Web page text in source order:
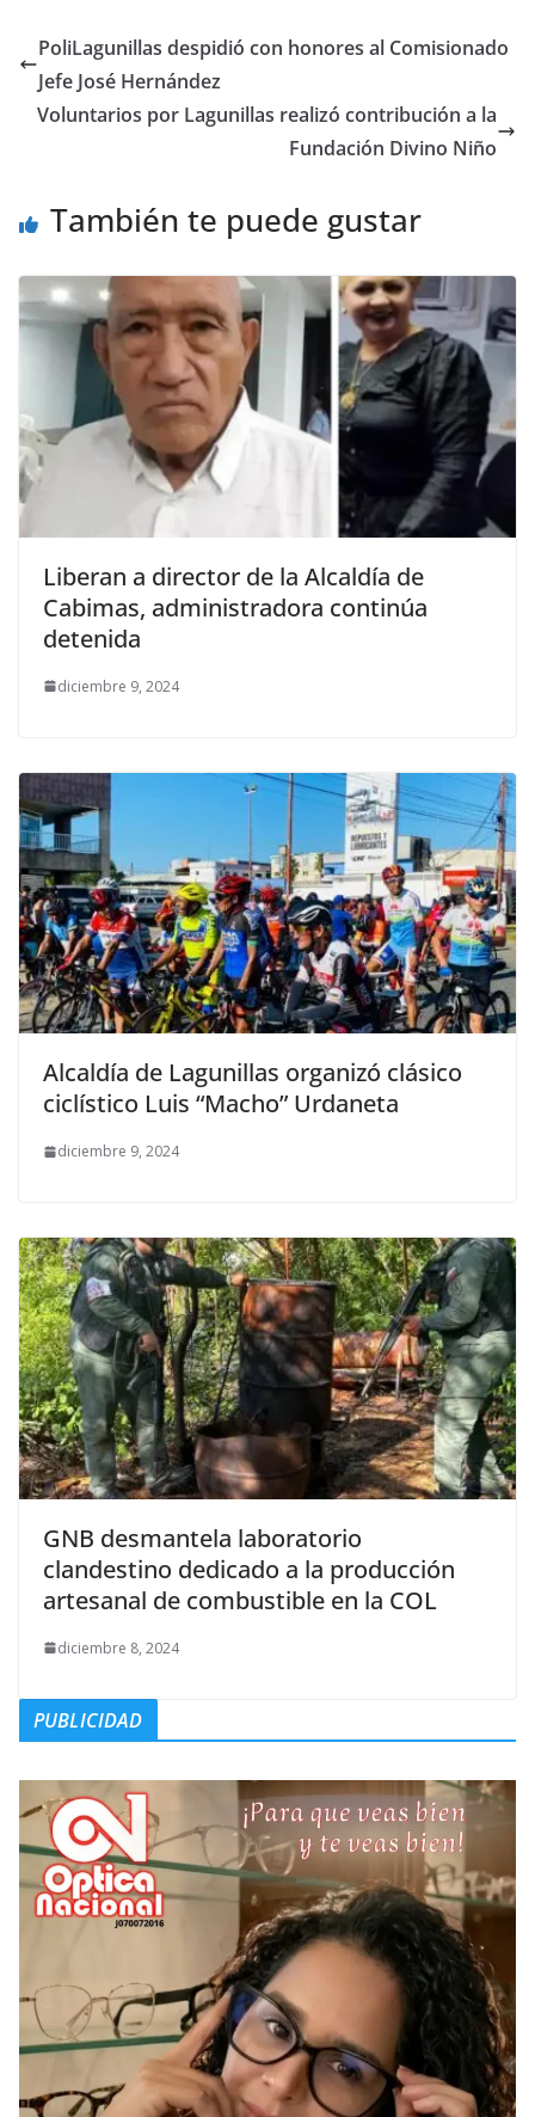
PoliLagunillas despidió con honores al Comisionado
Jefe José Hernández
Voluntarios por Lagunillas realizó contribución a la
Fundación Divino Niño
También te puede gustar
Liberan a director de la Alcaldía de
Cabimas, administradora continúa
detenida
diciembre 9, 2024
Alcaldía de Lagunillas organizó clásico
ciclístico Luis “Macho” Urdaneta
diciembre 9, 2024
GNB desmantela laboratorio
clandestino dedicado a la producción
artesanal de combustible en la COL
diciembre 8, 2024
PUBLICIDAD